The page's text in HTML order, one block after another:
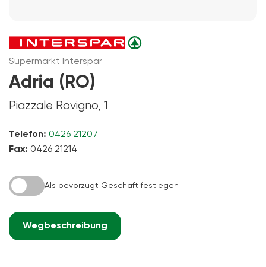
Supermarkt Interspar
Adria (RO)
Piazzale Rovigno, 1
Telefon: 0426 21207
Fax: 0426 21214
Als bevorzugt Geschäft festlegen
Wegbeschreibung